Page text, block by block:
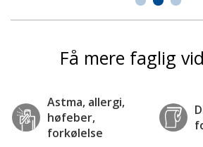
Få mere faglig
Astma, allergi,
høfeber,
forkølelse